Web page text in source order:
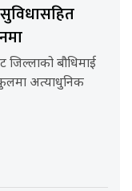
जिल्लाको बौधिमाई
अत्याधुनिक